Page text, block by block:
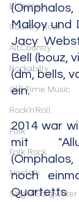
Bluegrass
Country Rock
Alt.Country
Rockabilly
Old Time Music
Rock'n'Roll
Folk
Folk Rock
Neofolk
Singer/Songwriter
Malloy und
Jacy
Bell (bouz,
(dm, bells,
ein.
2014 war
mit
noch